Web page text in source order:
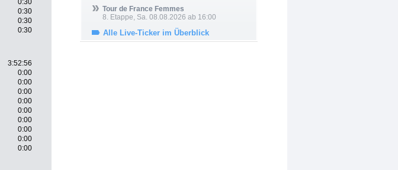
0:30
0:30
0:30
0:30
3:52:56
0:00
0:00
0:00
0:00
0:00
0:00
0:00
0:00
0:00
Tour de France Femmes
8. Etappe, Sa. 08.08.2026 ab 16:00
Alle Live-Ticker im Überblick